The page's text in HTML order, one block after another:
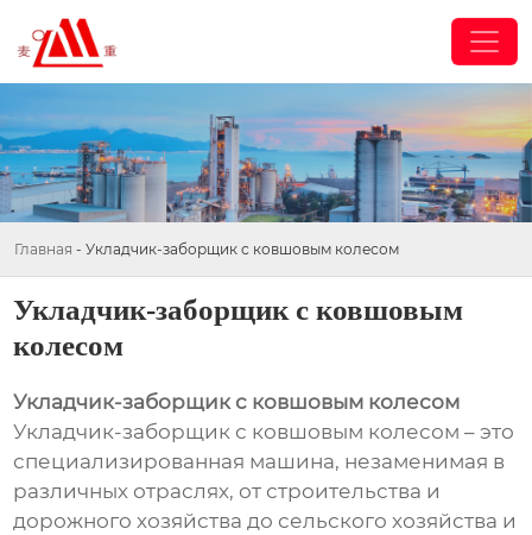
Главная - Укладчик-заборщик с ковшовым колесом
Укладчик-заборщик с ковшовым
колесом
Укладчик-заборщик с ковшовым колесом
Укладчик-заборщик с ковшовым колесом – это
специализированная машина, незаменимая в
различных отраслях, от строительства и
дорожного хозяйства до сельского хозяйства и